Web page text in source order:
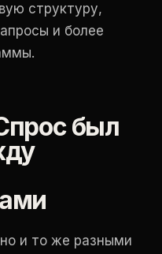
структуру,
и более
был
и то же разными